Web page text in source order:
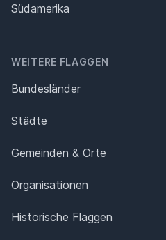
Südamerika
WEITERE FLAGGEN
Bundesländer
Städte
Gemeinden & Orte
Organisationen
Historische Flaggen